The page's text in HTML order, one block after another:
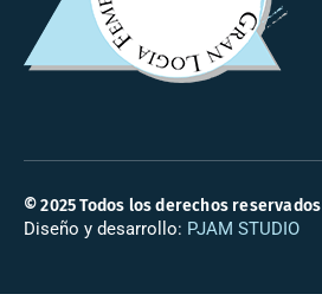
© 2025 Todos los derechos reservados
Diseño y desarrollo: PJAM STUDIO